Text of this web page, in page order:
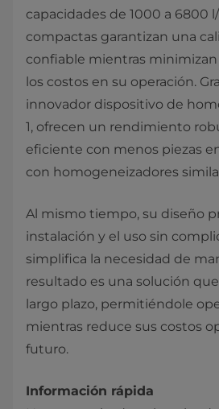
capacidades de 1000 a 6800
compactas garantizan una
confiable mientras
los costos en su operación.
innovador dispositivo de
1, ofrecen un rendimiento
eficiente con menos piezas
con homogeneizadores
Al mismo tiempo, su diseño
instalación y el uso sin
simplifica la necesidad de
resultado es una solución
largo plazo, permitiéndole
mientras reduce sus costos
futuro.
Información rápida